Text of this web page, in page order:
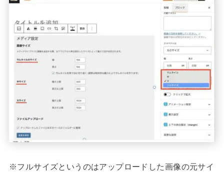
※フルサイズというのはアップロードした画像の元サイ